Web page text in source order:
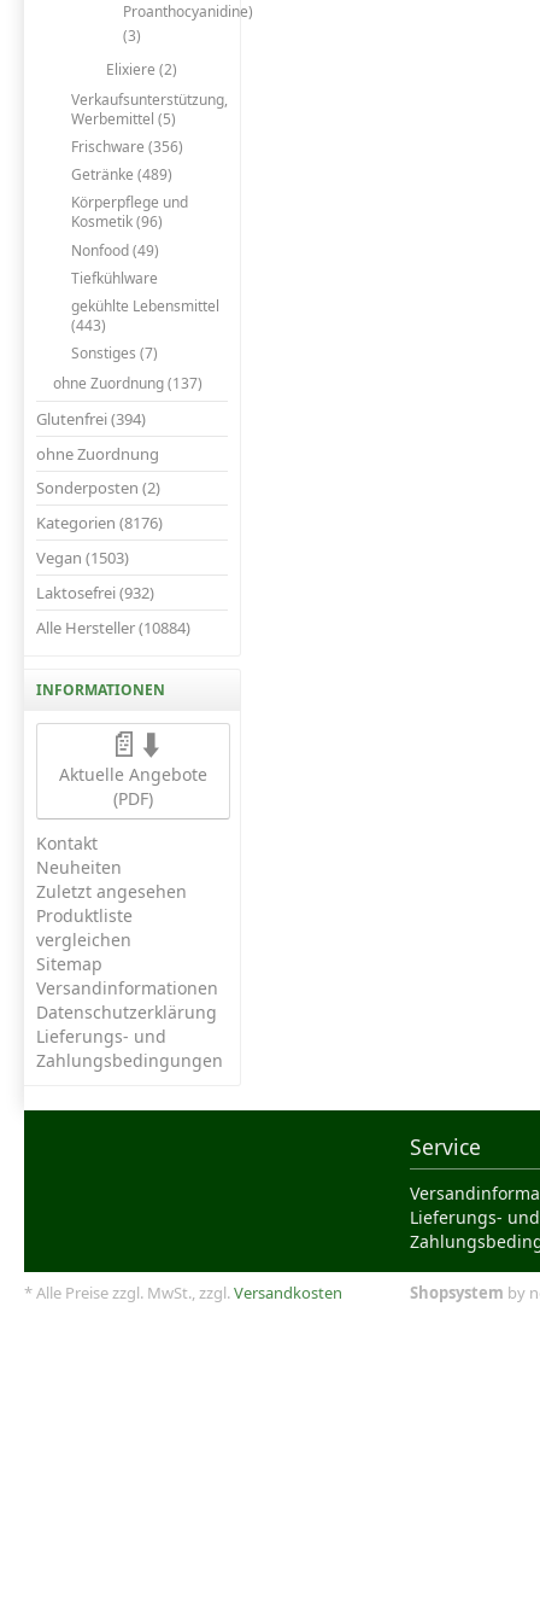
Proanthocyanidine)
(3)
Elixiere (2)
Verkaufsunterstützung,
Werbemittel (5)
Frischware (356)
Getränke (489)
Körperpflege und
Kosmetik (96)
Nonfood (49)
Tiefkühlware
gekühlte Lebensmittel
(443)
Sonstiges (7)
ohne Zuordnung (137)
Glutenfrei (394)
ohne Zuordnung
Sonderposten (2)
Kategorien (8176)
Vegan (1503)
Laktosefrei (932)
Alle Hersteller (10884)
INFORMATIONEN
📄⬇️
Aktuelle Angebote
(PDF)
Kontakt
Neuheiten
Zuletzt angesehen
Produktliste
vergleichen
Sitemap
Versandinformationen
Datenschutzerklärung
Lieferungs- und
Zahlungsbedingungen
Service
Lieferungs- und
* Alle Preise zzgl. MwSt., zzgl.Versandkosten Shopsystem by